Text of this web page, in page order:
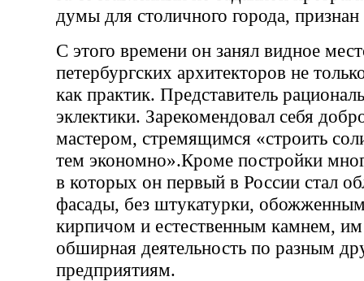
думы для столичного города,
С этого времени он занял видное
петербургских архитекторов не
как практик. Представитель
эклектики. Зарекомендовал себя
мастером, стремящимся «строить
тем экономно».Кроме постройки
в которых он первый в России стал
фасады, без штукатурки,
кирпичом и естественным камнем, им
обширная деятельность по разным
предприятиям.